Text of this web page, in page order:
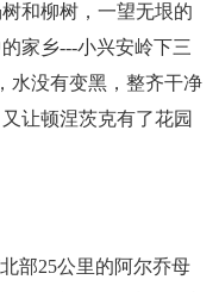
和柳树，一望无垠的
家乡---小兴安岭下三
水没有变黑，整齐干净
让顿涅茨克有了花园
部25公里的阿尔乔母